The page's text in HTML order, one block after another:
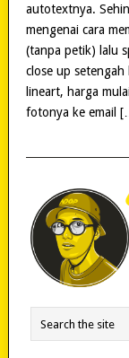
autotextnya.
mengenai cara
(tanpa petik) lalu
close up
lineart, harga
fotonya ke email